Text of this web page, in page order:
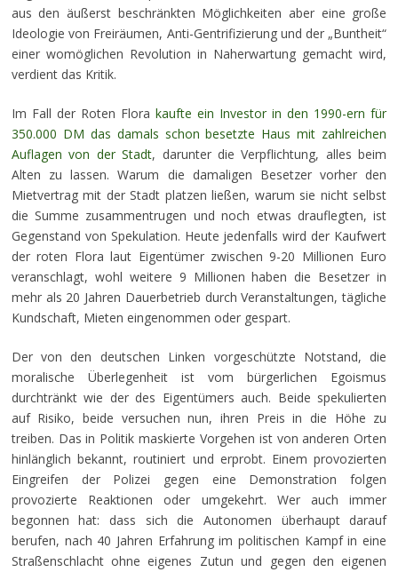
aus den äußerst beschränkten Möglichkeiten aber eine große
Ideologie von Freiräumen, Anti-Gentrifizierung und der „Buntheit“
einer womöglichen Revolution in Naherwartung gemacht wird,
verdient das Kritik.
Im Fall der Roten Flora kaufte ein Investor in den 1990-ern für
350.000 DM das damals schon besetzte Haus mit zahlreichen
Auflagen von der Stadt, darunter die Verpflichtung, alles beim
Alten zu lassen. Warum die damaligen Besetzer vorher den
Mietvertrag mit der Stadt platzen ließen, warum sie nicht selbst
die Summe zusammentrugen und noch etwas drauflegten, ist
Gegenstand von Spekulation. Heute jedenfalls wird der Kaufwert
der roten Flora laut Eigentümer zwischen 9-20 Millionen Euro
veranschlagt, wohl weitere 9 Millionen haben die Besetzer in
mehr als 20 Jahren Dauerbetrieb durch Veranstaltungen, tägliche
Kundschaft, Mieten eingenommen oder gespart.
Der von den deutschen Linken vorgeschützte Notstand, die
moralische Überlegenheit ist vom bürgerlichen Egoismus
durchtränkt wie der des Eigentümers auch. Beide spekulierten
auf Risiko, beide versuchen nun, ihren Preis in die Höhe zu
treiben. Das in Politik maskierte Vorgehen ist von anderen Orten
hinlänglich bekannt, routiniert und erprobt. Einem provozierten
Eingreifen der Polizei gegen eine Demonstration folgen
provozierte Reaktionen oder umgekehrt. Wer auch immer
begonnen hat: dass sich die Autonomen überhaupt darauf
berufen, nach 40 Jahren Erfahrung im politischen Kampf in eine
Straßenschlacht ohne eigenes Zutun und gegen den eigenen